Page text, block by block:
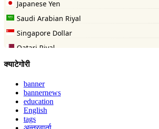
क्याटेगोरी
banner
bannernews
education
English
tags